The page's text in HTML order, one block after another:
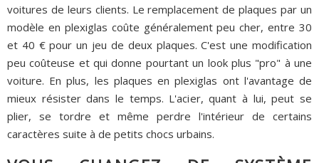
voitures de leurs clients. Le remplacement de plaques par un
modèle en plexiglas coûte généralement peu cher, entre 30
et 40 € pour un jeu de deux plaques. C'est une modification
peu coûteuse et qui donne pourtant un look plus "pro" à une
voiture. En plus, les plaques en plexiglas ont l'avantage de
mieux résister dans le temps. L'acier, quant à lui, peut se
plier, se tordre et même perdre l'intérieur de certains
caractères suite à de petits chocs urbains.